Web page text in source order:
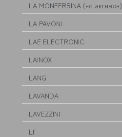
LA MONFERRINA (не активен)
LA PAVONI
LAE ELECTRONIC
LAINOX
LANG
LAVANDA
LAVEZZINI
LF